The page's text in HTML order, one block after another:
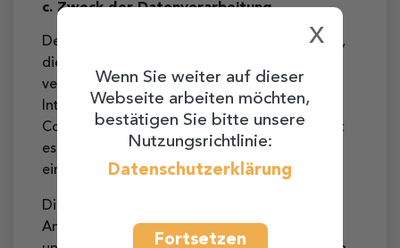
Wenn Sie weiter auf dieser
Webseite arbeiten möchten,
bestätigen Sie bitte unsere
Nutzungsrichtlinie:
Datenschutzerklärung
Fortsetzen
x
c. Zweck der Datenverarbeitung
Der Zweck der Verwendung dieser Cookies ist,
die Nutzung von Websites für die Nutzer zu
vereinfachen. Einige Funktionen unserer
Internetseite können ohne den Einsatz von
Cookies nicht angeboten werden. Für diese ist
es erforderlich, dass der Browser auch nach
einem Seitenwechsel wiedererkannt wird.
Die Verwendung von Cookies zu
Analysezwecken erfolgt, um die Qualität